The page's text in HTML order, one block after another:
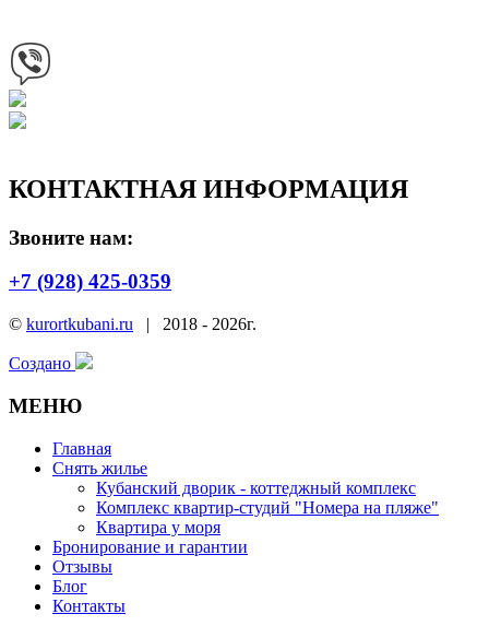
КОНТАКТНАЯ ИНФОРМАЦИЯ
Звоните нам:
+7 (928) 425-0359
© kurortkubani.ru | 2018 - 2026г.
Создано
МЕНЮ
Главная
Снять жилье
Кубанский дворик - коттеджный комплекс
Комплекс квартир-студий "Номера на пляже"
Квартира у моря
Бронирование и гарантии
Отзывы
Блог
Контакты